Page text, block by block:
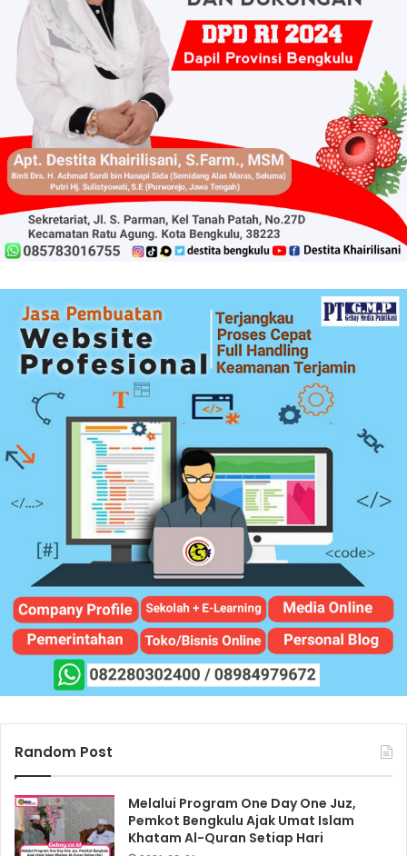
Random Post
Melalui Program One Day One Juz,
Pemkot Bengkulu Ajak Umat Islam
Khatam Al-Quran Setiap Hari